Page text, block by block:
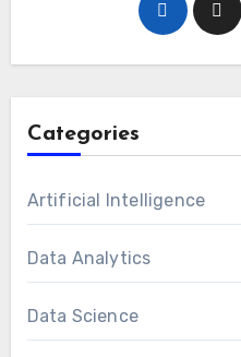
Categories
Artificial Intelligence
Data Analytics
Data Science